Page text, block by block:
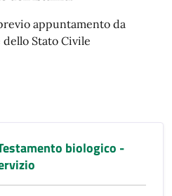
appuntamento da
Stato Civile
biologico -